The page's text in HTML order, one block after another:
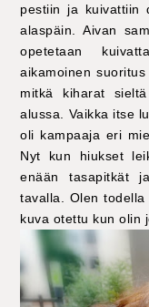
pestiin ja kuivattiin
alaspäin. Aivan
opetetaan
aikamoinen
mitkä kiharat
alussa. Vaikka itse
oli kampaaja eri
Nyt kun hiukset
enään tasapitkät
tavalla. Olen todella
kuva otettu kun olin